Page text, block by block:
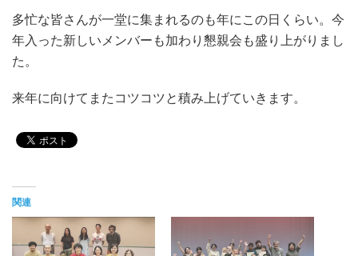
多忙な皆さんが一堂に集まれるのも年にこの日くらい。今
年入った新しいメンバーも加わり懇親会も盛り上がりまし
た。
来年に向けてまたコツコツと積み上げていきます。
関連